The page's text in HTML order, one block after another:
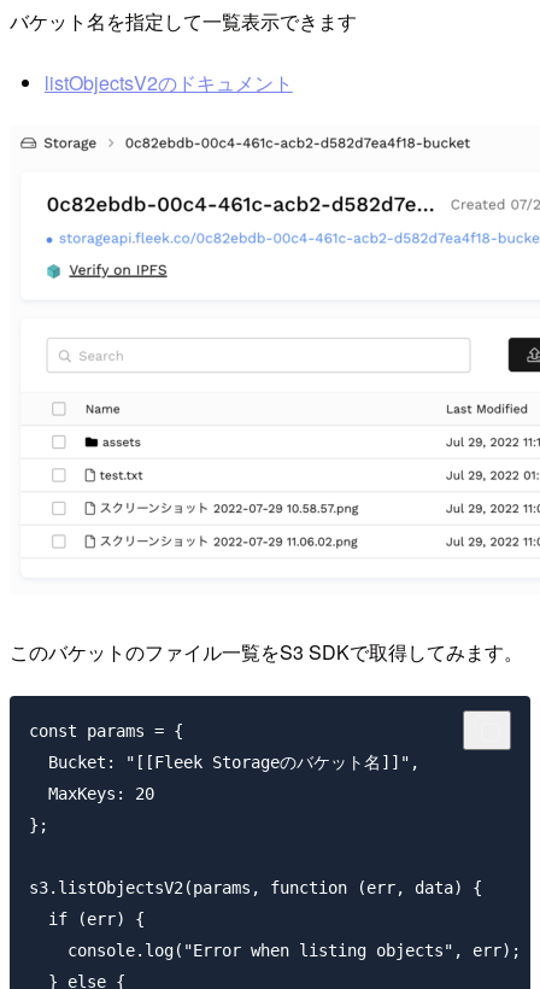
バケット名を指定して一覧表示できます
listObjectsV2のドキュメント
このバケットのファイル一覧をS3 SDKで取得してみます。
const params = {
  Bucket: "[[Fleek Storageのバケット名]]",
  MaxKeys: 20
};
s3.listObjectsV2(params, function (err, data) {
  if (err) {
    console.log("Error when listing objects", err);
  } else {